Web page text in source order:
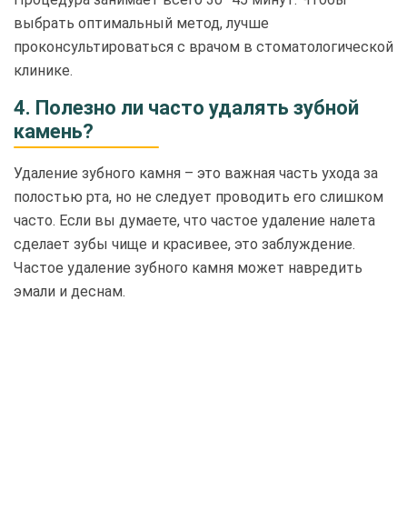
выбрать оптимальный метод, лучше
проконсультироваться с врачом в стоматологической
клинике.
4. Полезно ли часто удалять зубной
камень?
Удаление зубного камня – это важная часть ухода за
полостью рта, но не следует проводить его слишком
часто. Если вы думаете, что частое удаление налета
сделает зубы чище и красивее, это заблуждение.
Частое удаление зубного камня может навредить
эмали и деснам.